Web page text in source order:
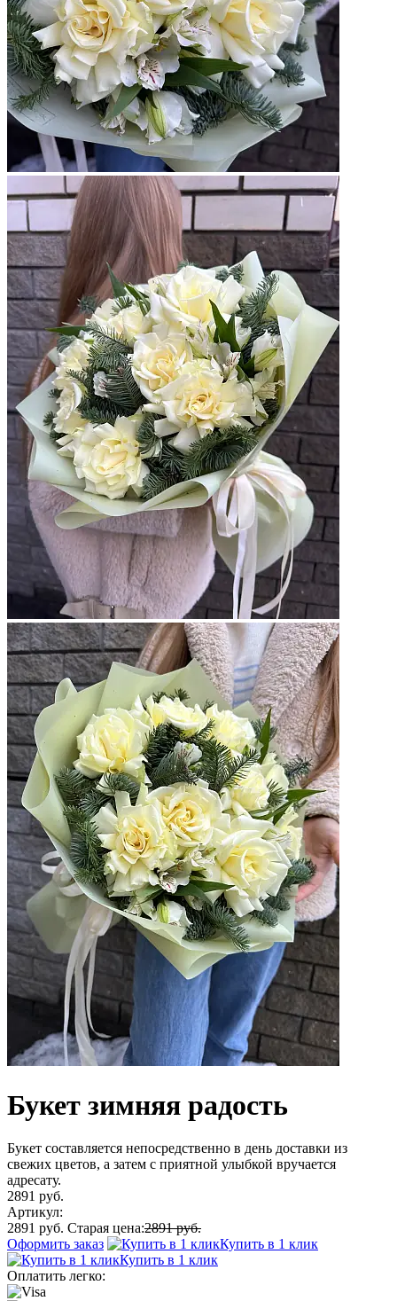
Букет зимняя радость
Букет составляется непосредственно в день доставки из
свежих цветов, а затем с приятной улыбкой вручается
адресату.
2891 руб.
Артикул:
2891 руб. Старая цена:2891 руб.
Оформить заказ
Купить в 1 клик
Купить в 1 клик
Оплатить легко: